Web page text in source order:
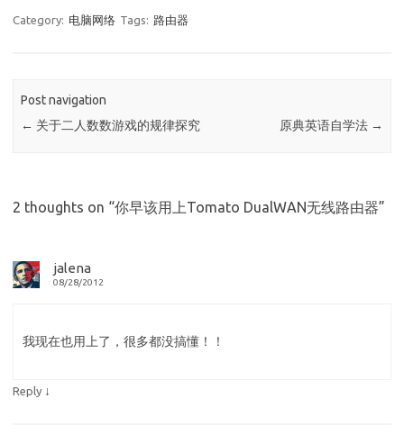
Category: 电脑网络 Tags: 路由器
Post navigation
← 关于二人数数游戏的规律探究 原典英语自学法 →
2 thoughts on “你早该用上Tomato DualWAN无线路由器”
jalena
08/28/2012
我现在也用上了，很多都没搞懂！！
Reply ↓